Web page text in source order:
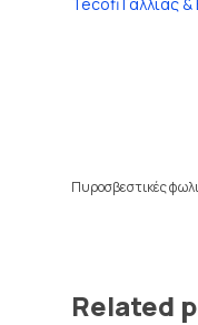
Πυροσβεστικές
Related